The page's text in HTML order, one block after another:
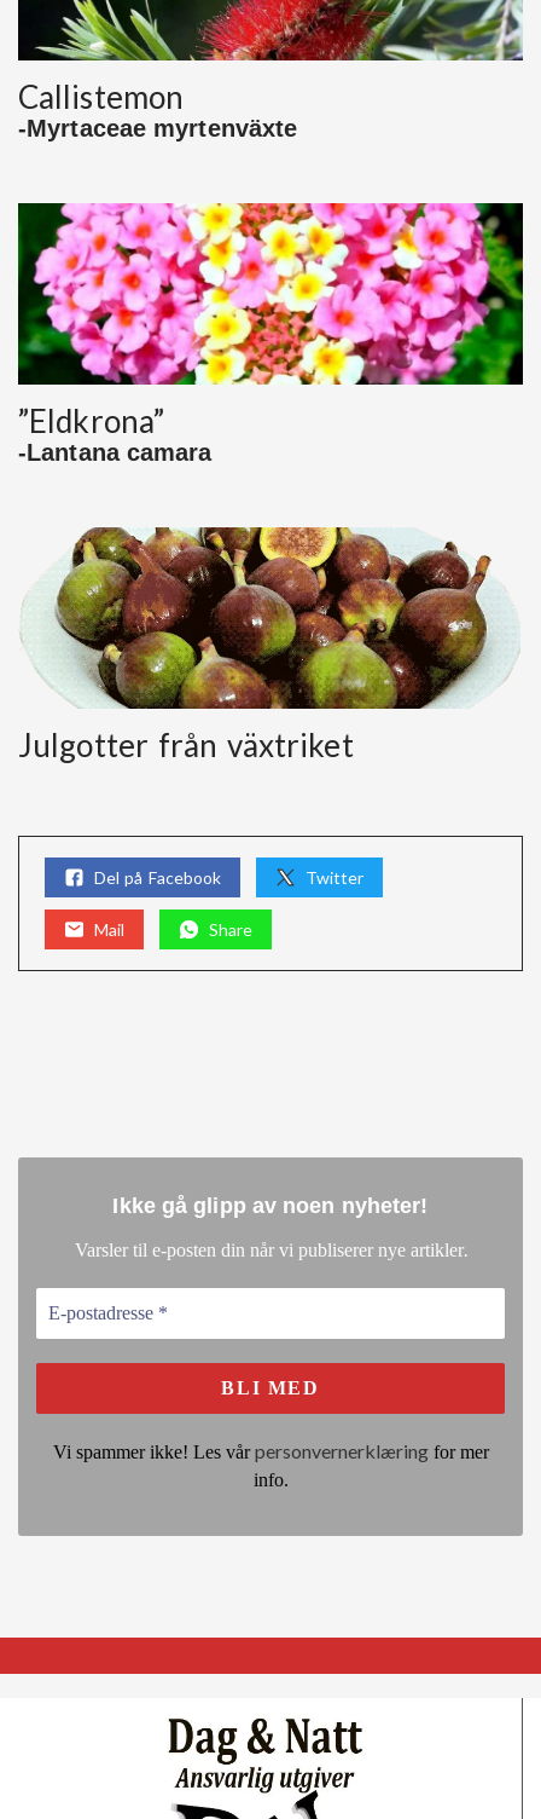
Callistemon
-Myrtaceae myrtenväxte
”Eldkrona”
-Lantana camara
Julgotter från växtriket
Del på Facebook Twitter
Mail Share
Ikke gå glipp av noen nyheter!
Varsler til e-posten din når vi publiserer nye artikler.
Vi spammer ikke! Les vårpersonvernerklæringfor mer
info.